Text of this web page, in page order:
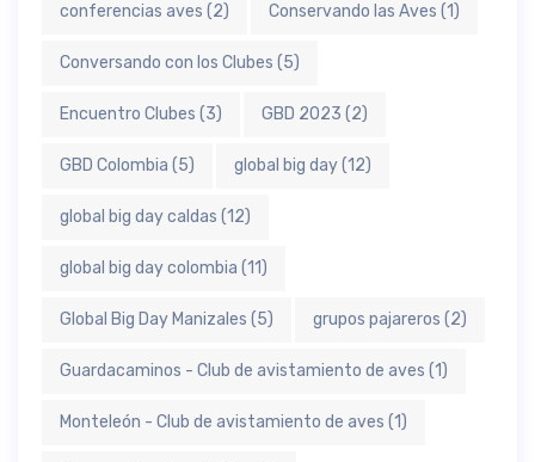
conferencias aves (2) Conservando las Aves (1)
Conversando con los Clubes (5)
Encuentro Clubes (3) GBD 2023 (2)
GBD Colombia (5) global big day(12)
global big day caldas (12)
global big day colombia (11)
Global Big Day Manizales (5) grupos pajareros (2)
Guardacaminos - Club de avistamiento de aves (1)
Monteleón - Club de avistamiento de aves (1)